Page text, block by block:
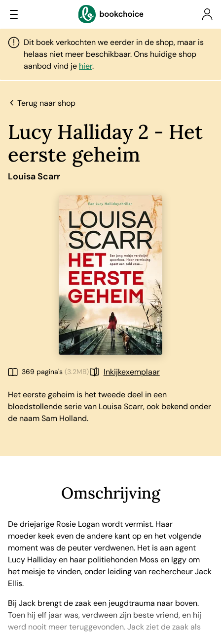
Dit boek verkochten we eerder in de shop, maar is
helaas niet meer beschikbaar. Ons huidige shop
aanbod vind je hier.
Terug naar shop
Lucy Halliday 2 - Het
eerste geheim
Louisa Scarr
369 pagina's (3.2MB) Inkijkexemplaar
Het eerste geheim is het tweede deel in een
bloedstollende serie van Louisa Scarr, ook bekend onder
de naam Sam Holland.
Omschrijving
De driejarige Rosie Logan wordt vermist. Haar
moeder keek even de andere kant op en het volgende
moment was de peuter verdwenen. Het is aan agent
Lucy Halliday en haar politiehonden Moss en Iggy om
het meisje te vinden, onder leiding van rechercheur Jack
Ellis.
Bij Jack brengt de zaak een jeugdtrauma naar boven.
Toen hij elf jaar was, verdween zijn beste vriend, en hij
werd nooit meer teruggevonden. Jack ziet de zaak als